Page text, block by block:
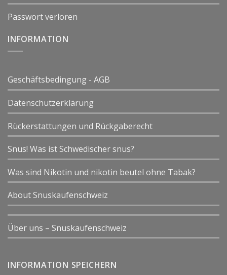
Passwort verloren
INFORMATION
Geschäftsbedingung - AGB
Datenschutzerklärung
Rückerstattungen und Rückgaberecht
Snus! Was ist Schwedischer snus?
Was sind Nikotin und nikotin beutel ohne Tabak?
About Snuskaufenschweiz
Über uns – Snuskaufenschweiz
INFORMATION SPEICHERN